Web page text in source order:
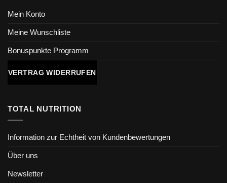
Mein Konto
Meine Wunschliste
Bonuspunkte Programm
VERTRAG WIDERRUFEN
TOTAL NUTRITION
Information zur Echtheit von Kundenbewertungen
Über uns
Newsletter